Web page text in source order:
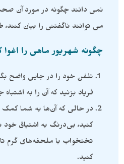
نمی دانند چگونه در مورد آن
می توانند ناگفتنی را بیان
چگونه شهریور ماهی را اغوا
تلفن خود را در جایی واضح
فریاد بزنید که آن را به اشتباه
در حالی که آن‌ها به شما کمک
کنید، بی‌درنگ به اشتیاق خود
تختخواب با ملحفه‌های گرم
کنید.